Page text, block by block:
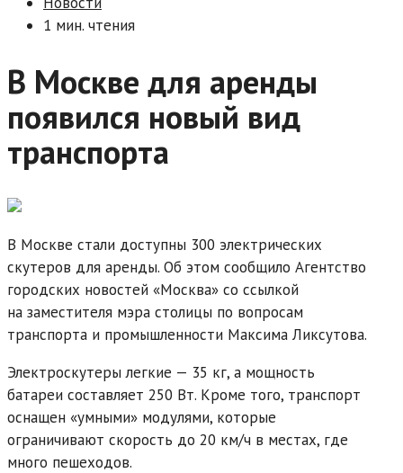
1 мин. чтения
В Москве для аренды
появился новый вид
транспорта
В Москве стали доступны 300 электрических
скутеров для аренды. Об этом сообщило Агентство
городских новостей «Москва» со ссылкой
на заместителя мэра столицы по вопросам
транспорта и промышленности Максима Ликсутова.
Электроскутеры легкие — 35 кг, а мощность
батареи составляет 250 Вт. Кроме того, транспорт
оснащен «умными» модулями, которые
ограничивают скорость до 20 км/ч в местах, где
много пешеходов.